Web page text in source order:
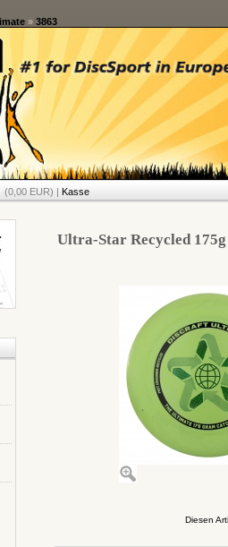
» 3863
(0,00 EUR) | Kasse
Ultra-Star Recycled
Diesen